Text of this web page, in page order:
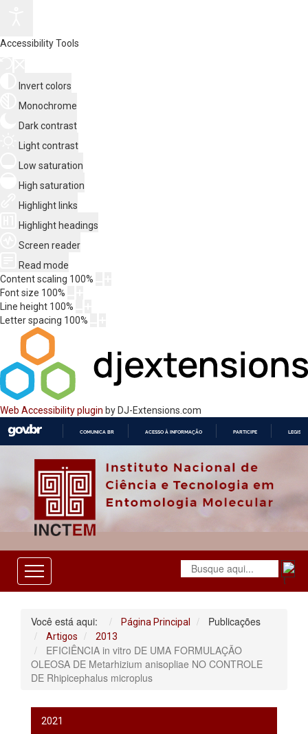
Accessibility Tools
Invert colors
Monochrome
Dark contrast
Light contrast
Low saturation
High saturation
Highlight links
Highlight headings
Screen reader
Read mode
Content scaling 100%
Font size 100%
Line height 100%
Letter spacing 100%
Web Accessibility plugin by DJ-Extensions.com
O
COMUNICA BR ACESSO À INFORMAÇÃO PARTICIPE
Você está aqui: Página Principal Publicações
Artigos 2013
EFICIÊNCIA in vitro DE UMA FORMULAÇÃO
OLEOSA DE Metarhizium anisopliae NO CONTROLE
DE Rhipicephalus microplus
2021